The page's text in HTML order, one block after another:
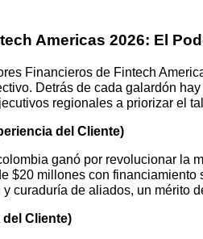
Americas 2026: El
Financieros de Fintech
Detrás de cada galardón
regionales a priorizar el
del Cliente)
ganó por revolucionar la
$20 millones con
curaduría de aliados, un mérito
Cliente)